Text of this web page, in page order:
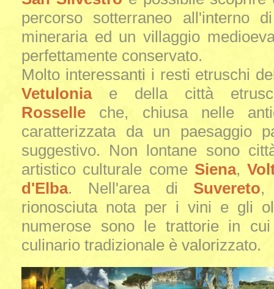
percorso sotterraneo all'interno
mineraria ed un villaggio
perfettamente conservato.
Molto interessanti i resti etruschi
Vetuloniae della città
Rosselle che, chiusa nelle
caratterizzata da un paesaggio
suggestivo. Non lontane sono
artistico culturale come Siena,
d'Elba. Nell'area di Suvereto,
rionosciuta nota per i vini e gli
numerose sono le trattorie in
culinario tradizionale è valorizzato.